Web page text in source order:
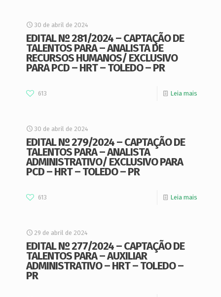
30 de abril de 2024
EDITAL Nº 281/2024 – CAPTAÇÃO DE
TALENTOS PARA – ANALISTA DE
RECURSOS HUMANOS/ EXCLUSIVO
PARA PCD – HRT – TOLEDO – PR
613 Leia mais
30 de abril de 2024
EDITAL Nº 279/2024 – CAPTAÇÃO DE
TALENTOS PARA – ANALISTA
ADMINISTRATIVO/ EXCLUSIVO PARA
PCD – HRT – TOLEDO – PR
613 Leia mais
29 de abril de 2024
EDITAL Nº 277/2024 – CAPTAÇÃO DE
TALENTOS PARA – AUXILIAR
ADMINISTRATIVO – HRT – TOLEDO –
PR